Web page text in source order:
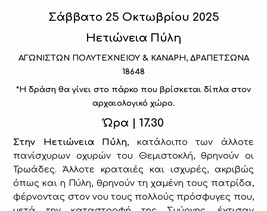
Σάββατο 25 Οκτωβρίου 2025
Ηετιώνεια Πύλη
ΑΓΩΝΙΣΤΩΝ ΠΟΛΥΤΕΧΝΕΙΟΥ & ΚΑΝΑΡΗ, ΔΡΑΠΕΤΣΩΝΑ
18648
*Η δράση θα γίνει στο πάρκο που βρίσκεται δίπλα στον
αρχαιολογικό χώρο.
Ώρα | 17.30
Στην Ηετιώνεια Πύλη, κατάλοιπο των άλλοτε
πανίσχυρων οχυρών του Θεμιστοκλή, θρηνούν οι
Τρωάδες. Άλλοτε κραταιές και ισχυρές, ακριβώς
όπως και η Πύλη, θρηνούν τη χαμένη τους πατρίδα,
φέρνοντας στον νου τους πολλούς πρόσφυγες που,